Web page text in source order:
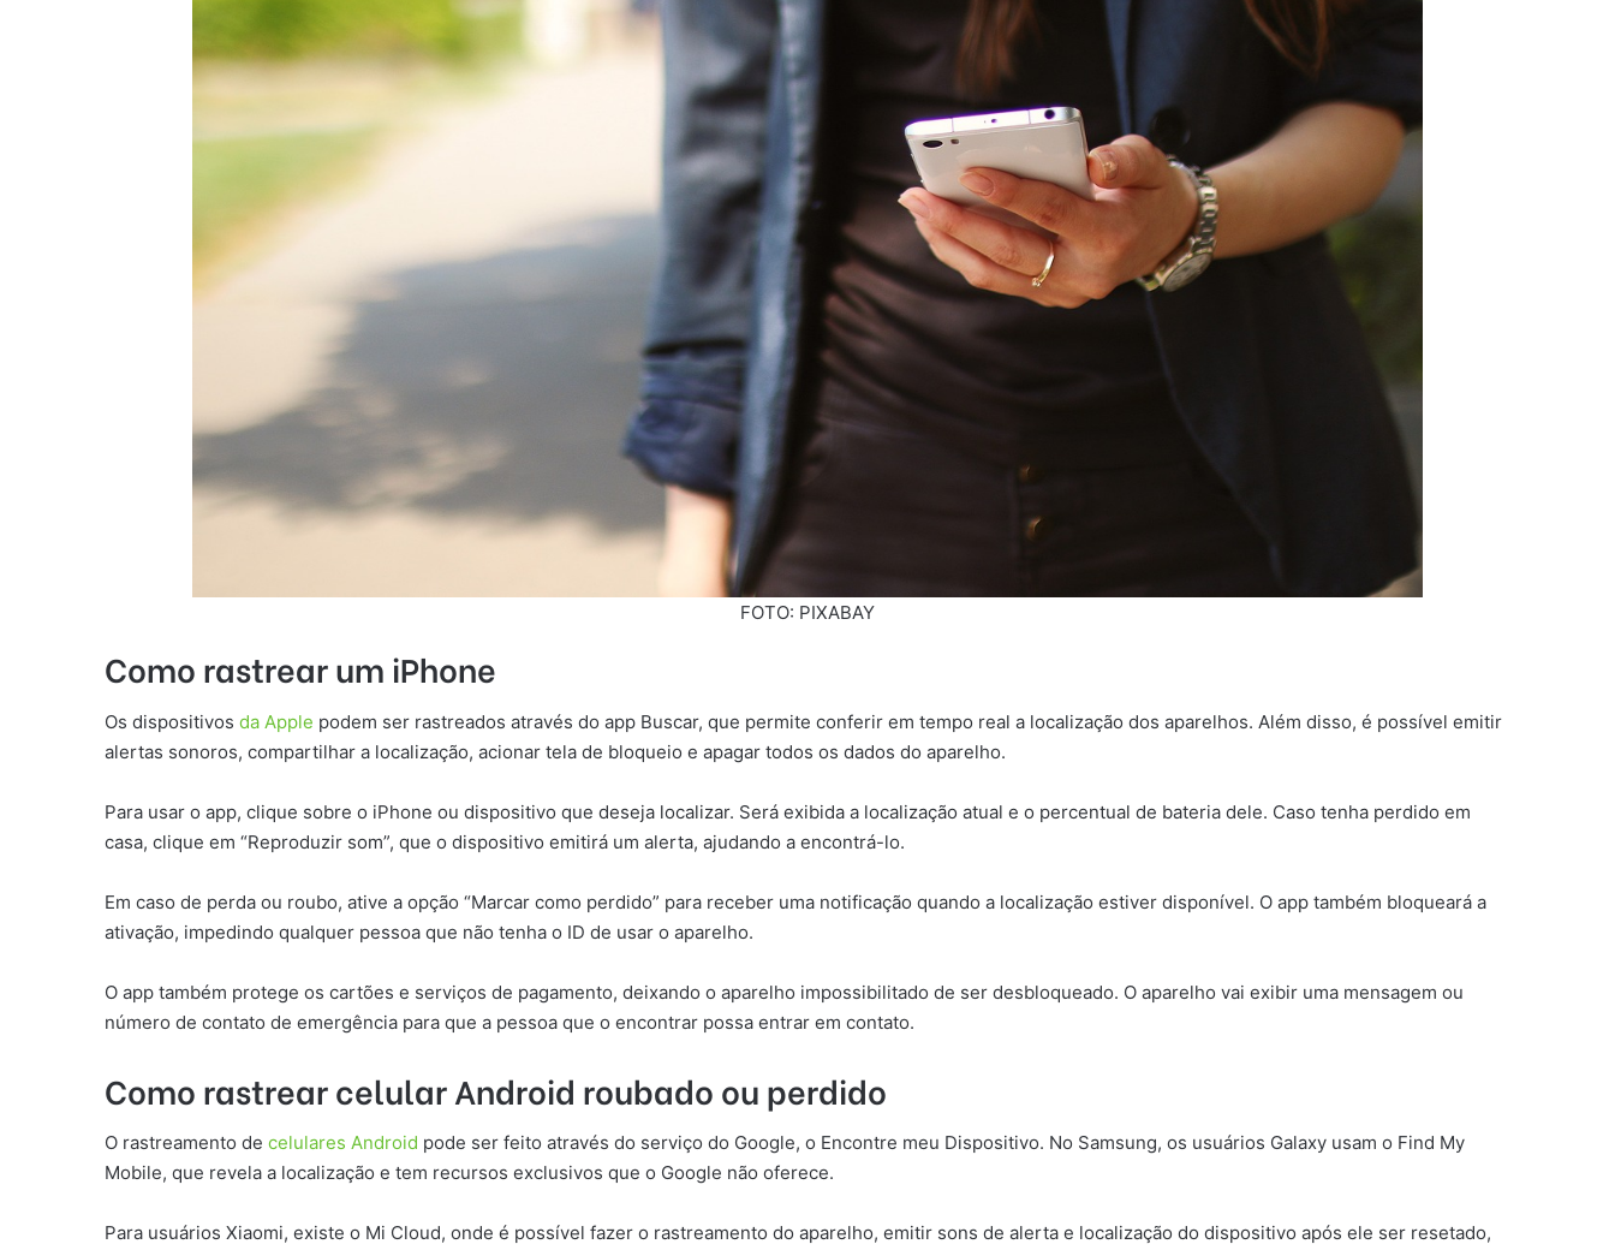
FOTO: PIXABAY
Como rastrear um iPhone
Os dispositivos da Apple podem ser rastreados através do app Buscar, que permite conferir em tempo real a localização dos aparelhos. Além disso, é possível emitir
alertas sonoros, compartilhar a localização, acionar tela de bloqueio e apagar todos os dados do aparelho.
Para usar o app, clique sobre o iPhone ou dispositivo que deseja localizar. Será exibida a localização atual e o percentual de bateria dele. Caso tenha perdido em
casa, clique em “Reproduzir som”, que o dispositivo emitirá um alerta, ajudando a encontrá-lo.
Em caso de perda ou roubo, ative a opção “Marcar como perdido” para receber uma notificação quando a localização estiver disponível. O app também bloqueará a
ativação, impedindo qualquer pessoa que não tenha o ID de usar o aparelho.
O app também protege os cartões e serviços de pagamento, deixando o aparelho impossibilitado de ser desbloqueado. O aparelho vai exibir uma mensagem ou
número de contato de emergência para que a pessoa que o encontrar possa entrar em contato.
Como rastrear celular Android roubado ou perdido
O rastreamento de celulares Android pode ser feito através do serviço do Google, o Encontre meu Dispositivo. No Samsung, os usuários Galaxy usam o Find My
Mobile, que revela a localização e tem recursos exclusivos que o Google não oferece.
Para usuários Xiaomi, existe o Mi Cloud, onde é possível fazer o rastreamento do aparelho, emitir sons de alerta e localização do dispositivo após ele ser resetado,